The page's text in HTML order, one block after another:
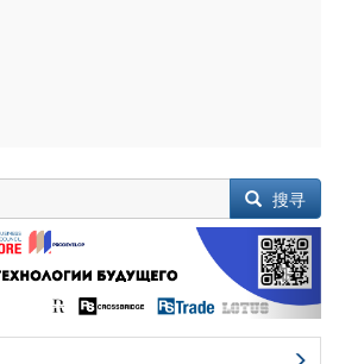
搜寻
Next